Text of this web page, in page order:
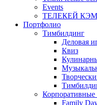
Events
ТЕЛЕКЕЙ
Портфолио
Тимбилдинг
Деловая
Квиз
Корпоративные
Family